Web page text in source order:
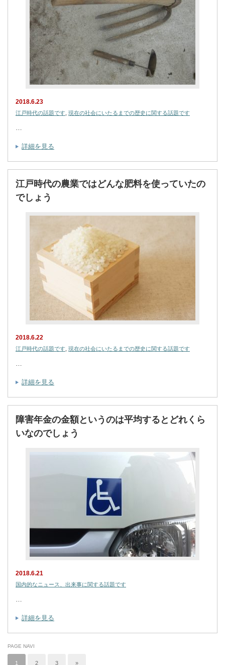
2018.6.23
江戸時代の話題です 現在の社会にいたるまでの歴史に関する話題です
詳細を見る
江戸時代の農業ではどんな肥料を使っていたの
でしょう
2018.6.22
江戸時代の話題です 現在の社会にいたるまでの歴史に関する話題です
詳細を見る
障害年金の金額というのは平均するとどれくら
いなのでしょう
2018.6.21
国内的なニュース、出来事に関する話題です
…
詳細を見る
PAGE NAVI
1 2 3 »